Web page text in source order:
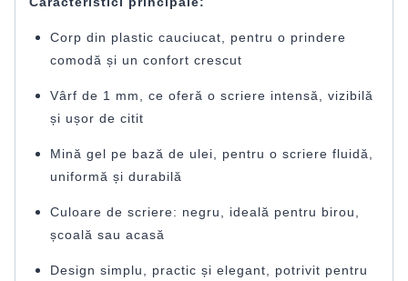
Corp din plastic cauciucat, pentru o prindere
comodă și un confort crescut
Vârf de 1 mm, ce oferă o scriere intensă, vizibilă
și ușor de citit
Mină gel pe bază de ulei, pentru o scriere fluidă,
uniformă și durabilă
Culoare de scriere: negru, ideală pentru birou,
școală sau acasă
Design simplu, practic și elegant, potrivit pentru